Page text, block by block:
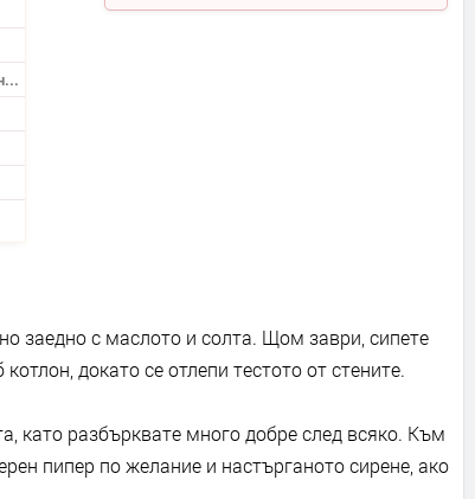
заедно с маслото и солта. Щом заври, сипете
докато се отлепи тестото от стените.
като разбърквате много добре след всяко. Към
пипер по желание и настърганото сирене, ако